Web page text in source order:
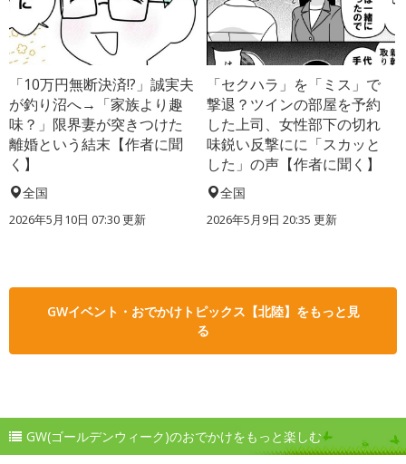
「10万円無断決済!?」誠実夫
が釣り沼へ→「家族より趣
味？」限界妻が突きつけた
離婚という結末【作者に聞
く】
全国
2026年5月10日 07:30 更新
「セクハラ」を「ミス」で
撃退？ツインの部屋を予約
した上司、女性部下の切れ
味鋭い反撃にに「スカッと
した」の声【作者に聞く】
全国
2026年5月9日 20:35 更新
GWイベント・おでかけトピックス【北陸】をもっと見
る
GW(ゴールデンウィーク)のおでかけをもっと楽しむ